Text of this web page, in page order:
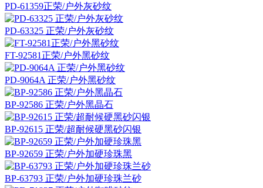
PD-61359正荣/户外灰砂纹
PD-63325 正荣/户外灰砂纹
FT-92581正荣/户外黑砂纹
PD-9064A 正荣/户外黑砂纹
BP-92586 正荣/户外黑晶石
BP-92615 正荣/超耐候硬黑砂闪银
BP-92659 正荣/户外加硬珍珠黑
BP-63793 正荣/户外加硬珍珠兰砂